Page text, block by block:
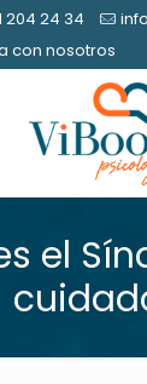
204 24 34
con nosotros
el